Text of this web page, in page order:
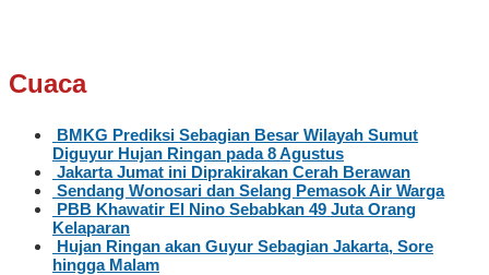
Cuaca
BMKG Prediksi Sebagian Besar Wilayah Sumut
Diguyur Hujan Ringan pada 8 Agustus
Jakarta Jumat ini Diprakirakan Cerah Berawan
Sendang Wonosari dan Selang Pemasok Air Warga
PBB Khawatir El Nino Sebabkan 49 Juta Orang
Kelaparan
Hujan Ringan akan Guyur Sebagian Jakarta, Sore
hingga Malam